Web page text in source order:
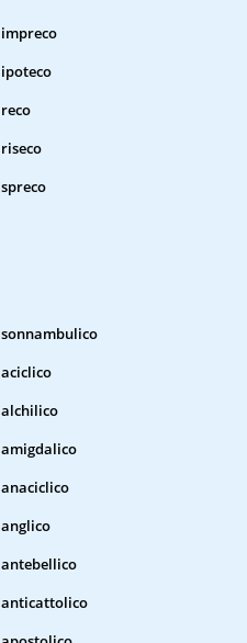
impreco
ipoteco
reco
riseco
spreco
sonnambulico
aciclico
alchilico
amigdalico
anaciclico
anglico
antebellico
anticattolico